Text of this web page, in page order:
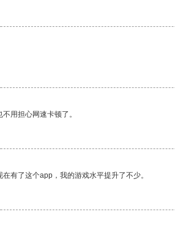
用担心网速卡顿了。
有了这个app，我的游戏水平提升了不少。